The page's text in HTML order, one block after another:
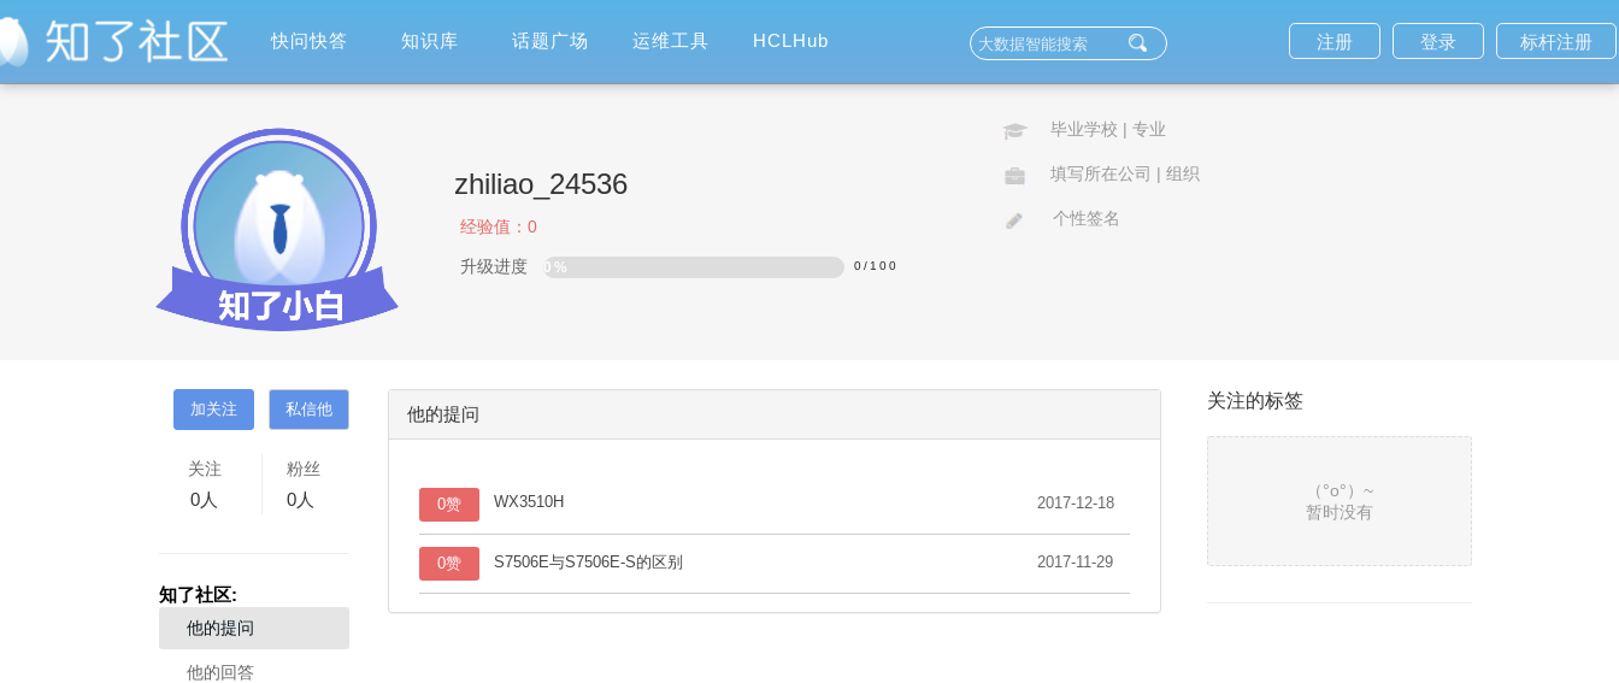
快问快答 知识库 话题广场 运维工具 HCLHub 标杆注册
登录
注册
zhiliao_24536
经验值： 0
升级进度 0% 0/ 100
毕业学校 | 专业
填写所在公司 | 组织
个性签名
关注
0人
粉丝
0人
知了社区:
他的提问
他的回答
他的提问
0赞 WX3510H 2017-12-18
0赞 S7506E与S7506E-S的区别 2017-11-29
关注的标签
（°ο°）~
暂时没有